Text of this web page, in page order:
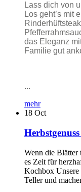
Lass dich von
Los geht’s mit
das Eleganz
Familie gut
...
mehr
18 Oct
Wenn die Blätter
es Zeit für
Kochbox Unsere
Teller und